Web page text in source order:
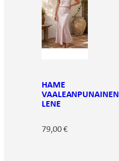
HAME
VAALEANPUNAINEN
LENE
79,00€